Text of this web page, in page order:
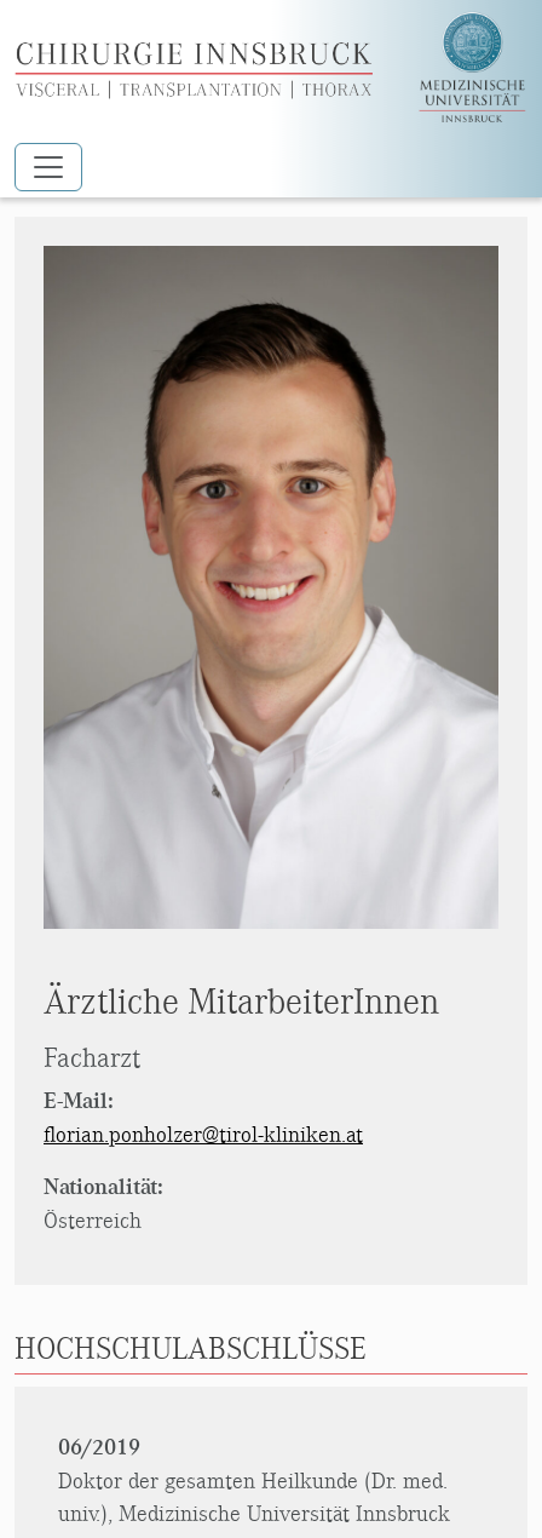
Zum Hauptinhalt springen
Priv.-Doz. Dr. Florian Ponholzer
Ärztliche MitarbeiterInnen
Facharzt
E-Mail:
florian.ponholzer@tirol-kliniken.at
Nationalität:
Österreich
HOCHSCHULABSCHLÜSSE
06/2019
Doktor der gesamten Heilkunde (Dr. med.
univ.), Medizinische Universität Innsbruck